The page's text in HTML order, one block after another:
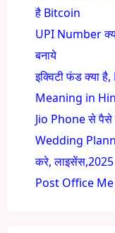
है Bitcoin
UPI Number
बनाये
इक्विटी फंड क्या
Meaning in
Jio Phone से पैसे
Wedding
करे, लाइसेंस,2025
Post Office Me